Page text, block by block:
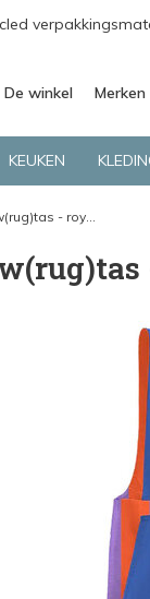
De winkel Merken
KEUKEN
- roy...